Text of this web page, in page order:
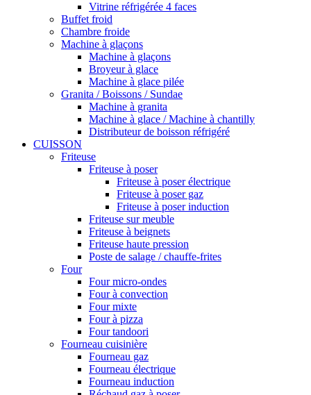
Vitrine réfrigérée 4 faces
Buffet froid
Chambre froide
Machine à glaçons
Machine à glaçons
Broyeur à glace
Machine à glace pilée
Granita / Boissons / Sundae
Machine à granita
Machine à glace / Machine à chantilly
Distributeur de boisson réfrigéré
CUISSON
Friteuse
Friteuse à poser
Friteuse à poser électrique
Friteuse à poser gaz
Friteuse à poser induction
Friteuse sur meuble
Friteuse à beignets
Friteuse haute pression
Poste de salage / chauffe-frites
Four
Four micro-ondes
Four à convection
Four mixte
Four à pizza
Four tandoori
Fourneau cuisinière
Fourneau gaz
Fourneau électrique
Fourneau induction